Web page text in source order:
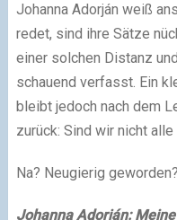
Johanna Adorján weiß
redet, sind ihre Sätze
einer solchen Distanz
schauend verfasst. Ein
bleibt jedoch nach dem
zurück: Sind wir nicht
Na? Neugierig
Johanna Adorján: